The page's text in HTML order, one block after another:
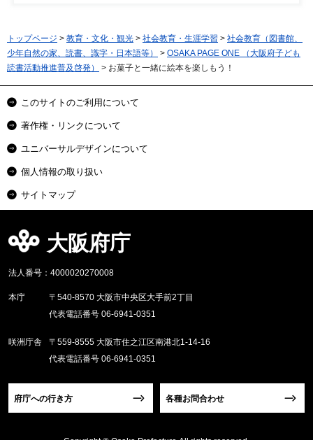
トップページ > 教育・文化・観光 > 社会教育・生涯学習 > 社会教育（図書館、
少年自然の家、読書、識字・日本語等）
> OSAKA PAGE ONE （大阪府子ども
読書活動推進普及啓発）
> お菓子と一緒に絵本を楽しもう！
このサイトのご利用について
著作権・リンクについて
ユニバーサルデザインについて
個人情報の取り扱い
サイトマップ
大阪府庁
法人番号：4000020270008
本庁
〒540-8570 大阪市中央区大手前2丁目
代表電話番号 06-6941-0351
咲洲庁舎
〒559-8555 大阪市住之江区南港北1-14-16
代表電話番号 06-6941-0351
府庁への行き方 各種お問合わせ